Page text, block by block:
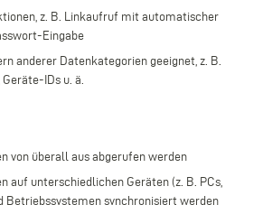
z. B. Linkaufruf mit automatischer
Eingabe
anderer Datenkategorien geeignet, z. B.
IDs u. ä.
von überall aus abgerufen werden
auf unterschiedlichen Geräten (z. B. PCs,
Betriebssystemen synchronisiert werden